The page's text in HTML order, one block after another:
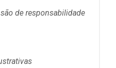
de responsabilidade